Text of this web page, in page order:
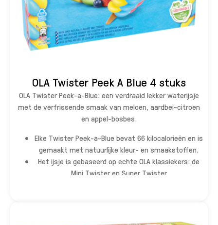
OLA Twister Peek A Blue 4 stuks
OLA Twister Peek-a-Blue: een verdraaid lekker waterijsje
met de verfrissende smaak van meloen, aardbei-citroen
en appel-bosbes.
Elke Twister Peek-a-Blue bevat 66 kilocalorieën en is
gemaakt met natuurlijke kleur- en smaakstoffen.
Het ijsje is gebaseerd op echte OLA klassiekers: de
Mini Twister en Super Twister